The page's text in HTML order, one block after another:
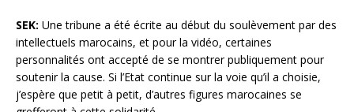
SEK: Une tribune a été écrite au début du soulèvement par des
intellectuels marocains, et pour la vidéo, certaines
personnalités ont accepté de se montrer publiquement pour
soutenir la cause. Si l’Etat continue sur la voie qu’il a choisie,
j’espère que petit à petit, d’autres figures marocaines se